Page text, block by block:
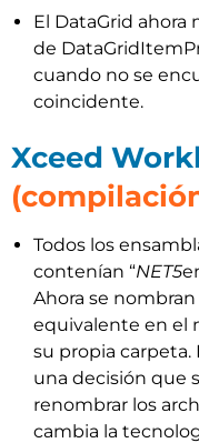
El DataGrid
de
cuando no se
coincidente.
Xceed
Todos los
contenían “NET5
Ahora se
equivalente en el
su propia carpeta.
una decisión que
renombrar los
cambia la